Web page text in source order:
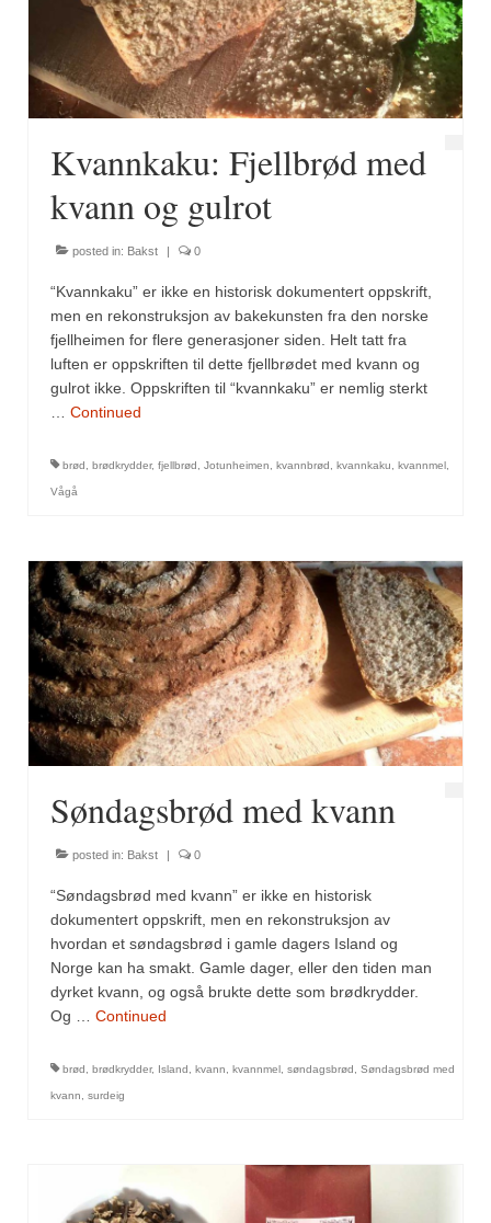
Fugl
Gryteretter
Snacks
Supper
Olivenolje, oppskrifter
Krydder, oppskrifter
Albóndigaskrydder
Cajunkrydder, sterkt
Estragon
Guindillas
Herbes de Provence
Kjørvel
Krøderens husmannsmiks
Løpstikke
Massalé seychellois
Merian
Mirepoix
Norsk fjordkrydder
Paprikapulver, pikant
Parisisk pepper
Kvannkaku: Fjellbrød med
kvann og gulrot
posted in: Bakst | 0
“Kvannkaku” er ikke en historisk dokumentert oppskrift,
men en rekonstruksjon av bakekunsten fra den norske
fjellheimen for flere generasjoner siden. Helt tatt fra
luften er oppskriften til dette fjellbrødet med kvann og
gulrot ikke. Oppskriften til “kvannkaku” er nemlig sterkt
Continued
brød brødkrydder, fjellbrød Jotunheimen kvannbrød kvannkaku kvannmel
Vågå
Søndagsbrød med kvann
posted in: Bakst | 0
“Søndagsbrød med kvann” er ikke en historisk
dokumentert oppskrift, men en rekonstruksjon av
hvordan et søndagsbrød i gamle dagers Island og
Norge kan ha smakt. Gamle dager, eller den tiden man
dyrket kvann, og også brukte dette som brødkrydder.
Og … Continued
brød brødkrydder, Island kvann kvannmel søndagsbrød Søndagsbrød med
kvann surdeig